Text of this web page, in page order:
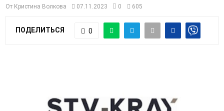
R
Y
От Кристина Волкова 07.11.2023 0 605
ПОДЕЛИТЬСЯ 0